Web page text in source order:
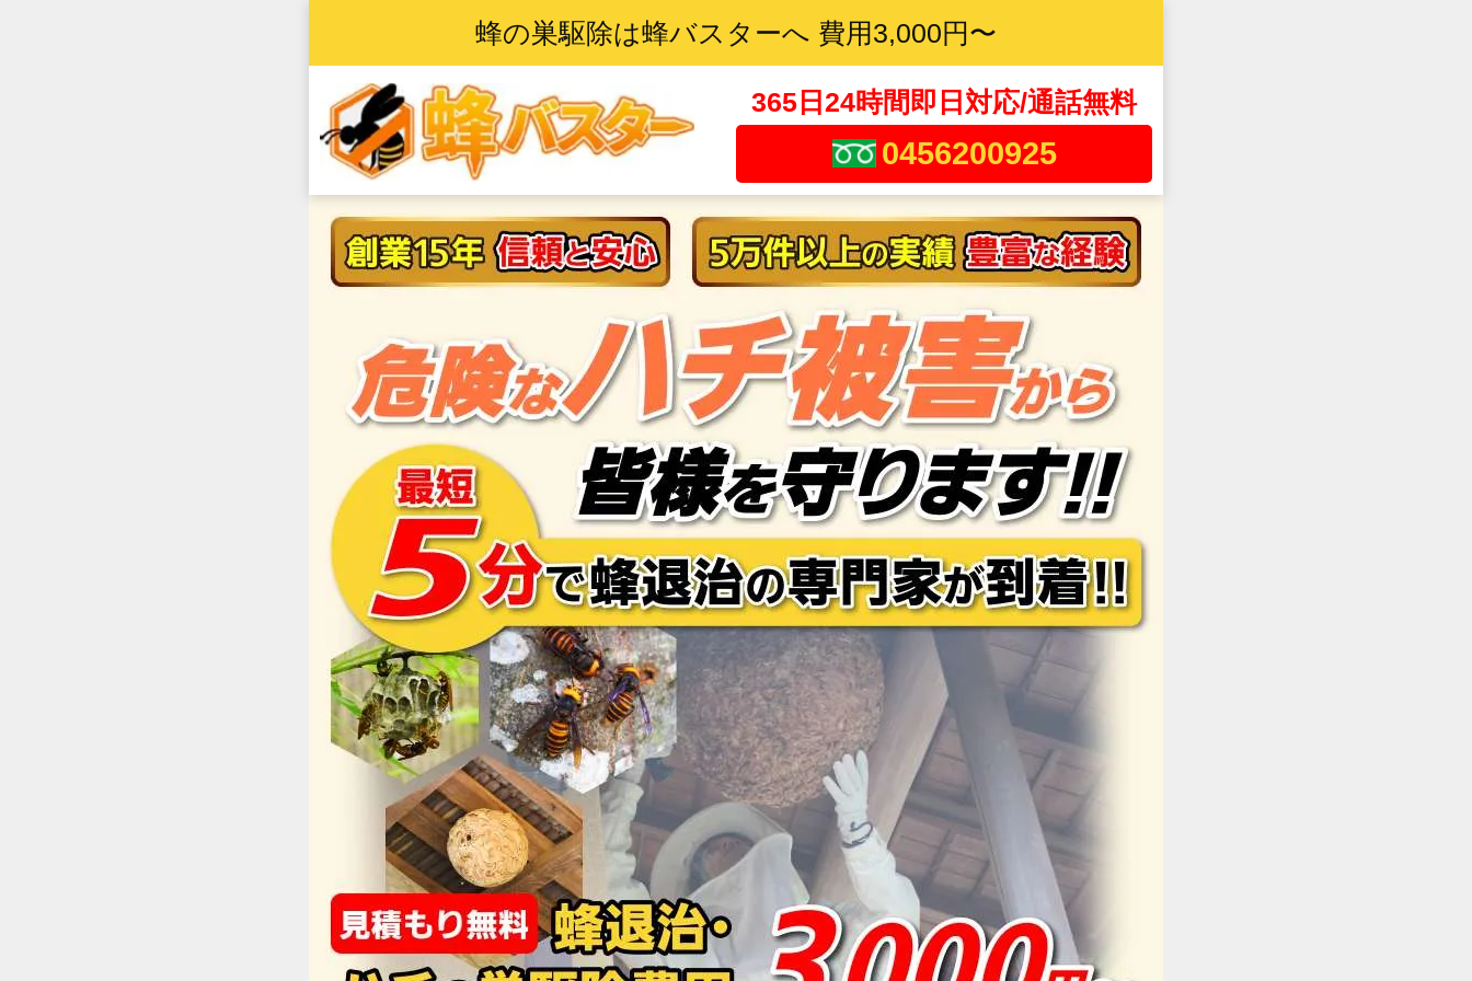
蜂の巣駆除は蜂バスターへ 費用3,000円〜
365日24時間即日対応/通話無料
0456200925